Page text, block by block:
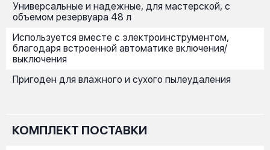
Универсальные и надежные, для мастерской, с
объемом резервуара 48 л
Используется вместе с электроинструментом,
благодаря встроенной автоматике включения/
выключения
Пригоден для влажного и сухого пылеудаления
КОМПЛЕКТ ПОСТАВКИ